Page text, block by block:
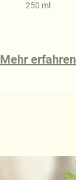
250 ml
Mehr erfahren